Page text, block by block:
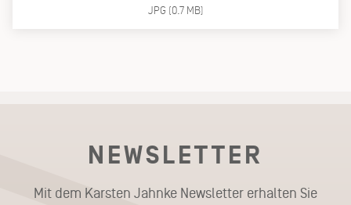
JPG (0.7 MB)
NEWSLETTER
Mit dem Karsten Jahnke Newsletter erhalten Sie